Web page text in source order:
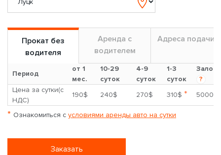
Прокат без
водителя
Аренда с
водителем
Адреса подачи
Период
от 1
мес.
10-29
суток
4-9
суток
1-3
суток
Залог
?
Цена за сутки(с
НДС)
190$ 240$ 270$ 310$ * 5000$
* Ознакомиться с условиями аренды авто на сутки
Заказать